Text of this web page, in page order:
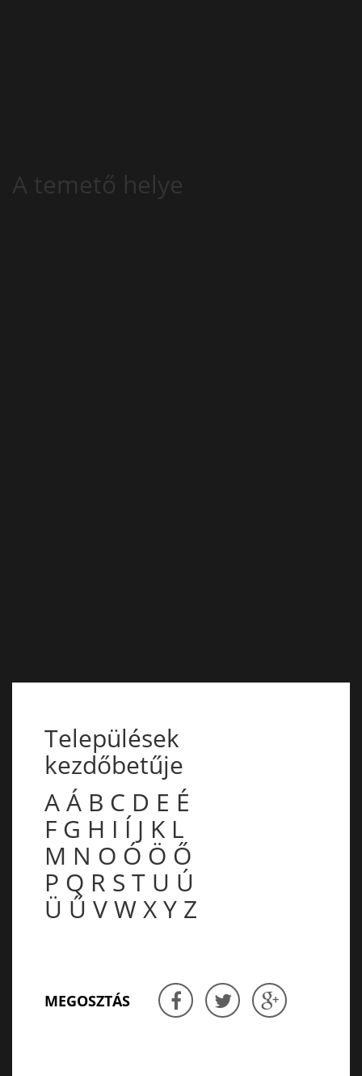
A temető helye
Települések
kezdőbetűje
AÁ B C D E É
F G H I Í J K L
M N O Ó Ö Ő
P Q R S T U Ú
Ü Ű VWXY Z
MEGOSZTÁS